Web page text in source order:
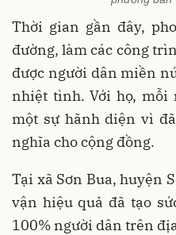
Thời gian gần đây,
đường, làm các công
được người dân miền
nhiệt tình. Với họ, mỗi
một sự hãnh diện vì
nghĩa cho cộng đồng.
Tại xã Sơn Bua, huyện
vận hiệu quả đã tạo
100% người dân trên